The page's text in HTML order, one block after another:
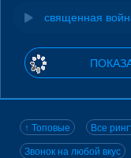
священная
↑ Топовые Все
Звонок на любой вкус